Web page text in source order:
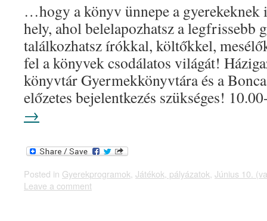
…hogy a könyv ünnepe a gyerekeknek
hely, ahol belelapozhatsz a legfrissebb
találkozhatsz írókkal, költőkkel,
fel a könyvek csodálatos világát!
könyvtár Gyermekkönyvtára és a
előzetes bejelentkezés szükséges!
→
Posted in Gyerekprogramok Játékok, pályázatok Június 10.
Leave a comment